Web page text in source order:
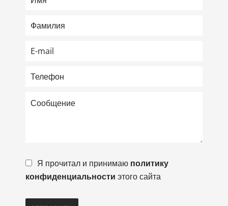
Я прочитал и принимаю политику
конфиденциальности этого сайта